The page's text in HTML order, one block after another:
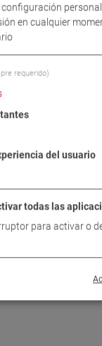
GASES DE
A LA SINOPSIS
personal
en cualquier
requerido)
del usuario
todas las
para activar o